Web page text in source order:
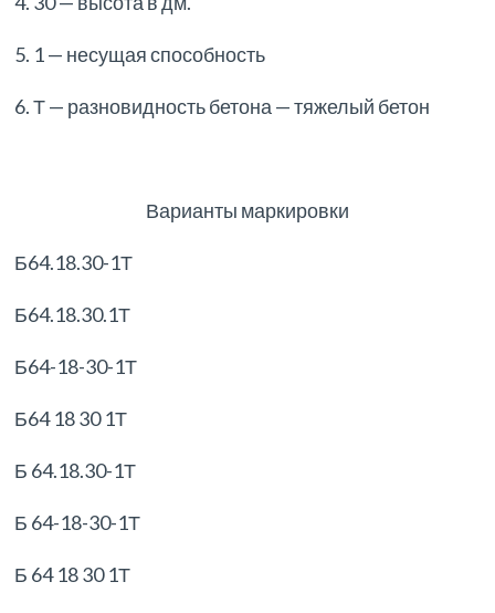
5. 1 — несущая способность
6. Т — разновидность бетона — тяжелый бетон
Варианты маркировки
Б64.18.30-1Т
Б64.18.30.1Т
Б64-18-30-1Т
Б64 18 30 1Т
Б 64.18.30-1Т
Б 64-18-30-1Т
Б 64 18 30 1Т